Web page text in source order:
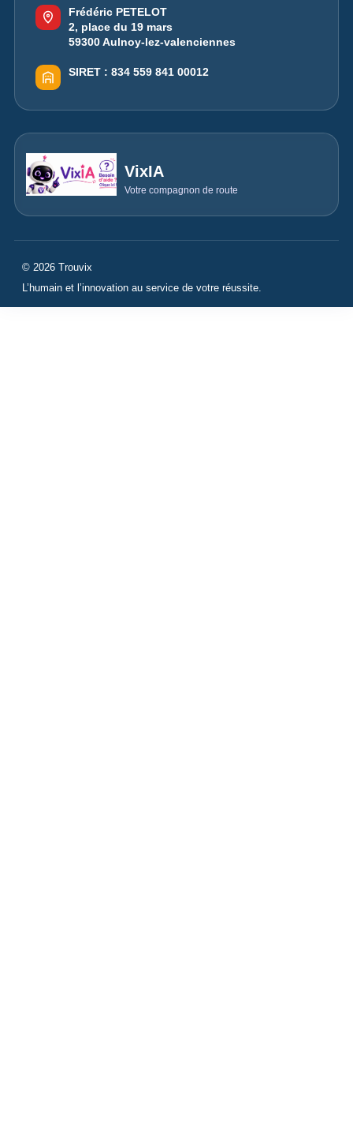
Frédéric PETELOT
2, place du 19 mars
59300 Aulnoy-lez-valenciennes
SIRET : 834 559 841 00012
VixIA
Votre compagnon de route
© 2026 Trouvix
L’humain et l’innovation au service de votre réussite.